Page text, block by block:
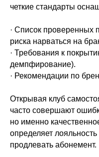
четкие стандарты
· Список проверенных
риска нарваться на
· Требования к
демпфирование).
· Рекомендации по
Открывая клуб
часто совершают
но именно
определяет
продлевать абонемент.